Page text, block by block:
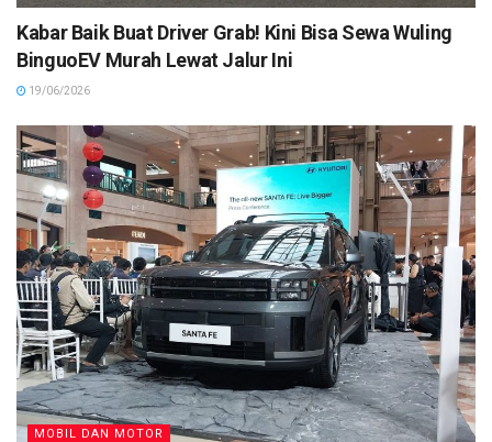
Kabar Baik Buat Driver Grab! Kini Bisa Sewa Wuling
BinguoEV Murah Lewat Jalur Ini
19/06/2026
MOBIL DAN MOTOR